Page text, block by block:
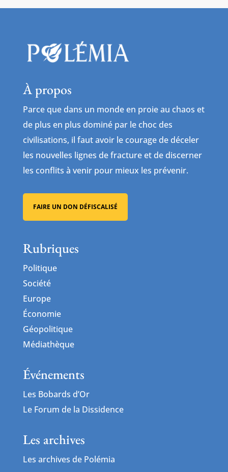
À propos
Parce que dans un monde en proie au chaos et
de plus en plus dominé par le choc des
civilisations, il faut avoir le courage de déceler
les nouvelles lignes de fracture et de discerner
les conflits à venir pour mieux les prévenir.
FAIRE UN DON DÉFISCALISÉ
Rubriques
Politique
Société
Europe
Économie
Géopolitique
Médiathèque
Événements
Les Bobards d’Or
Le Forum de la Dissidence
Les archives
Les archives de Polémia